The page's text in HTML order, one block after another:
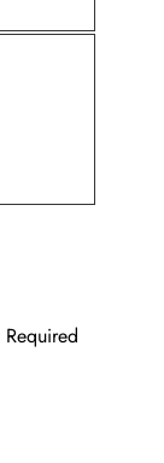
Required